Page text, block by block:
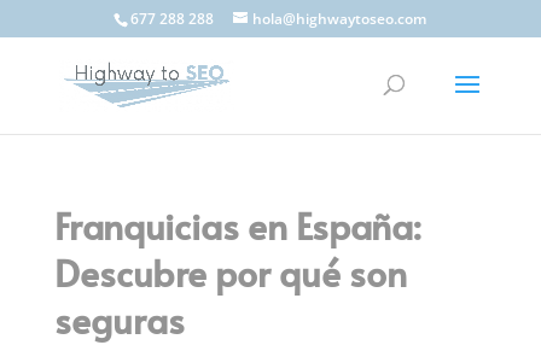
677 288 288 hola@highwaytoseo.com
Franquicias en España:
Descubre por qué son
seguras